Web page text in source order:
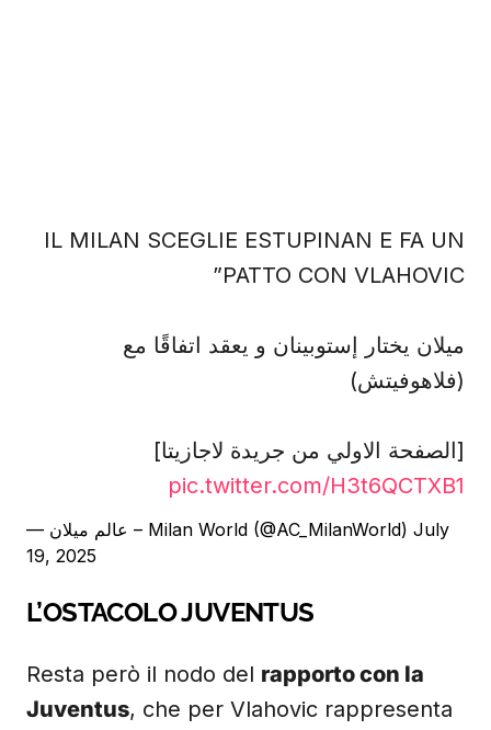
IL MILAN SCEGLIE ESTUPINAN E FA UN
PATTO CON VLAHOVIC”
ميلان يختار إستوبينان و يعقد اتفاقًا مع
(فلاهوفيتش)
[الصفحة الاولي من جريدة لاجازيتا]
pic.twitter.com/H3t6QCTXB1
— عالم ميلان – Milan World (@AC_MilanWorld) July
19, 2025
L’OSTACOLO JUVENTUS
Resta però il nodo del rapporto con la
Juventus, che per Vlahovic rappresenta